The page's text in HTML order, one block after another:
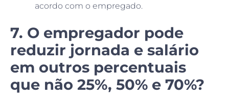
acordo com o empregado.
7. O empregador pode
reduzir jornada e salário
em outros percentuais
que não 25%, 50% e 70%?